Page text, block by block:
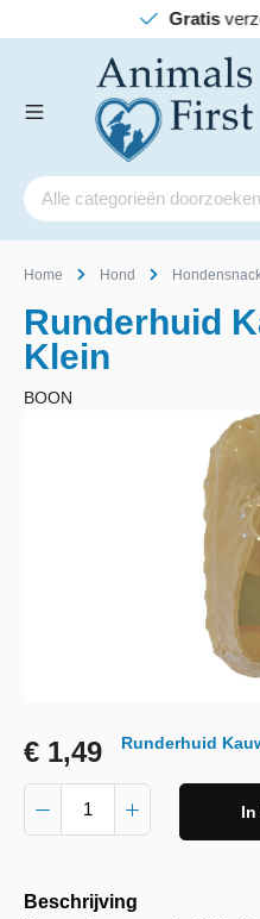
verzending
Home Hond
Runderhuid
Klein
BOON
€ 1,49 Runderhuid
Beschrijving